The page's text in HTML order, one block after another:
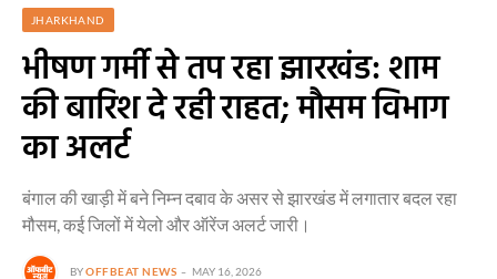
JHARKHAND
भीषण गर्मी से तप रहा झारखंड: शाम
की बारिश दे रही राहत; मौसम विभाग
का अलर्ट
बंगाल की खाड़ी में बने निम्न दबाव के असर से झारखंड में लगातार बदल रहा
मौसम, कई जिलों में येलो और ऑरेंज अलर्ट जारी।
BYOFFBEAT NEWS MAY 16, 2026